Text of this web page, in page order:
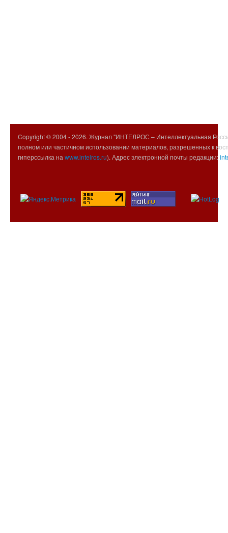
Copyright © 2004 -2026. Журнал "ИНТЕЛРОС – Интеллектуальная
полном или частичном использовании материалов, разрешенных к
гиперссылка на www.intelros.ru). Адрес электронной почты редакции: